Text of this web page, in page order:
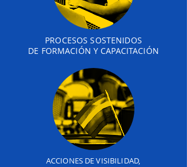
PROCESOS SOSTENIDOS
DE FORMACIÓN Y CAPACITACIÓN
ACCIONES DE VISIBILIDAD,